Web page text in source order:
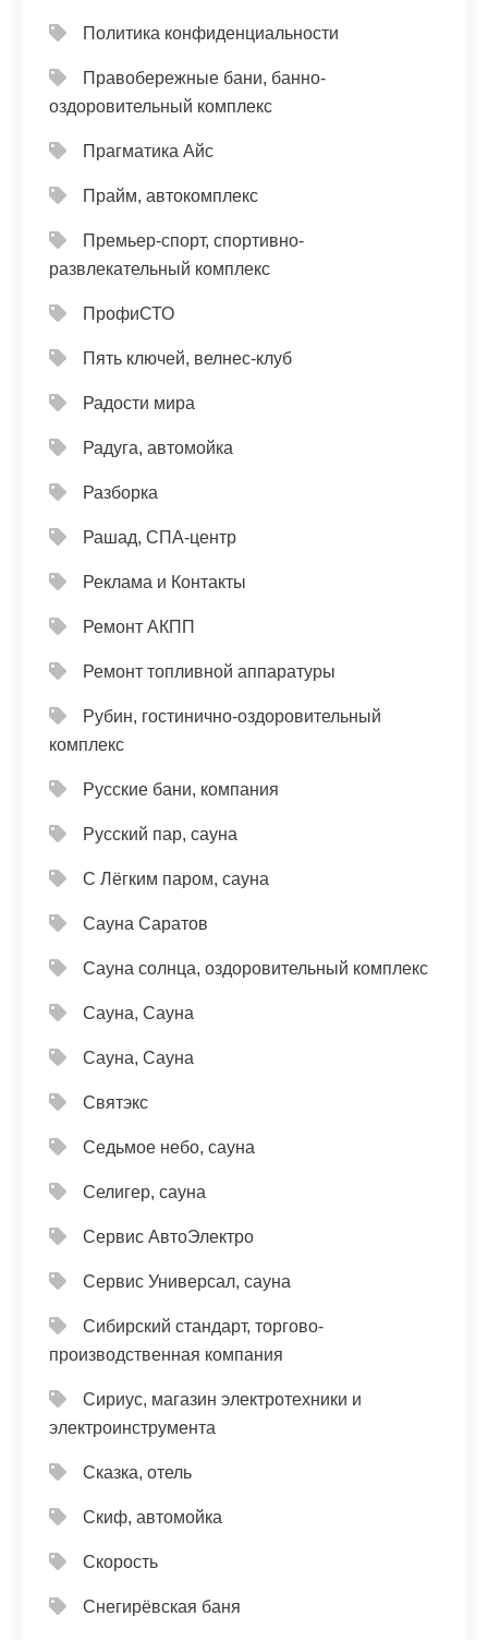
Политика конфиденциальности
Правобережные бани, банно-
оздоровительный комплекс
Прагматика Айс
Прайм, автокомплекс
Премьер-спорт, спортивно-
развлекательный комплекс
ПрофиСТО
Пять ключей, велнес-клуб
Радости мира
Радуга, автомойка
Разборка
Рашад, СПА-центр
Реклама и Контакты
Ремонт АКПП
Ремонт топливной аппаратуры
Рубин, гостинично-оздоровительный
комплекс
Русские бани, компания
Русский пар, сауна
С Лёгким паром, сауна
Сауна Саратов
Сауна солнца, оздоровительный комплекс
Сауна, Сауна
Сауна, Сауна
Святэкс
Седьмое небо, сауна
Селигер, сауна
Сервис АвтоЭлектро
Сервис Универсал, сауна
Сибирский стандарт, торгово-
производственная компания
Сириус, магазин электротехники и
электроинструмента
Сказка, отель
Скиф, автомойка
Скорость
Снегирёвская баня